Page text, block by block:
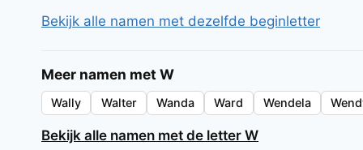
Bekijk alle namen met dezelfde beginletter
Meer namen met W
Wally Walter Wanda Ward Wendela
Bekijk alle namen met de letter W